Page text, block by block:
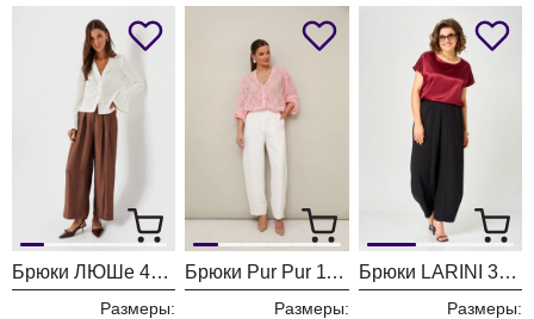
Брюки ЛЮШе 4436 коричневый
Размеры:
Брюки Pur Pur 11-481
Размеры:
Брюки LARINI 3003 черный
Размеры: